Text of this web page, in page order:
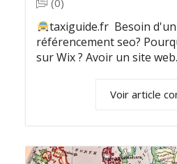
(0)
taxiguide.fr Besoin
référencement seo?
sur Wix ? Avoir un site
Voir article